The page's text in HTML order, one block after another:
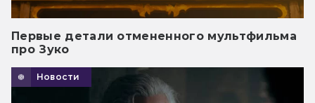
Первые детали отмененного мультфильма
про Зуко
Новости